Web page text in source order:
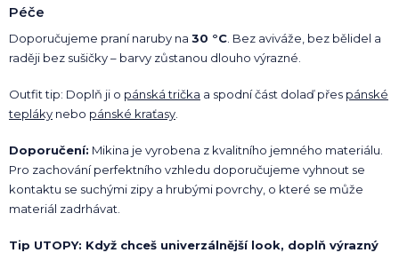
Péče
Doporučujeme praní naruby na 30 °C . Bez aviváže, bez bělidel a
raději bez sušičky – barvy zůstanou dlouho výrazné.
Outfit tip: Doplň ji o pánská trička a spodní část dolaď přes pánské
tepláky nebo pánské kraťasy
Doporučení: Mikina je vyrobena z kvalitního jemného materiálu.
Pro zachování perfektního vzhledu doporučujeme vyhnout se
kontaktu se suchými zipy a hrubými povrchy, o které se může
materiál zadrhávat.
Tip UTOPY: Když chceš univerzálnější look, doplň výrazný